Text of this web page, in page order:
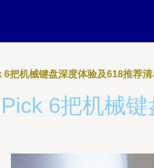
6把机械键盘深度体验及618推荐清
6把机械